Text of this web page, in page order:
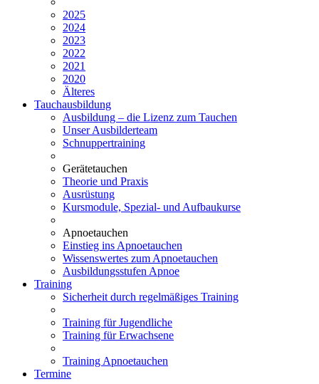
2025
2024
2023
2022
2021
2020
Älteres
Tauchausbildung
Ausbildung – die Lizenz zum Tauchen
Unser Ausbilderteam
Schnuppertraining
Gerätetauchen
Theorie und Praxis
Ausrüstung
Kursmodule, Spezial- und Aufbaukurse
Apnoetauchen
Einstieg ins Apnoetauchen
Wissenswertes zum Apnoetauchen
Ausbildungsstufen Apnoe
Training
Sicherheit durch regelmäßiges Training
Training für Jugendliche
Training für Erwachsene
Training Apnoetauchen
Termine